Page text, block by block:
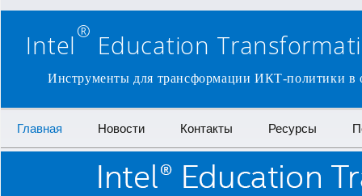
Intel® Education
Инструменты для трансформации ИКТ-политики в
Главная Новости Контакты Ресурсы